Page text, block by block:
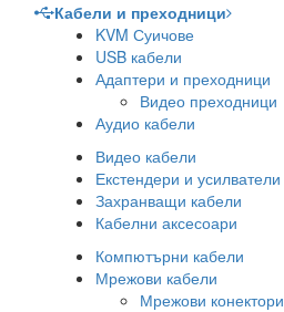
Кабели и преходници
KVM Суичове
USB кабели
Адаптери и преходници
Видео преходници
Аудио кабели
Видео кабели
Екстендери и усилватели
Захранващи кабели
Кабелни аксесоари
Компютърни кабели
Мрежови кабели
Мрежови конектори